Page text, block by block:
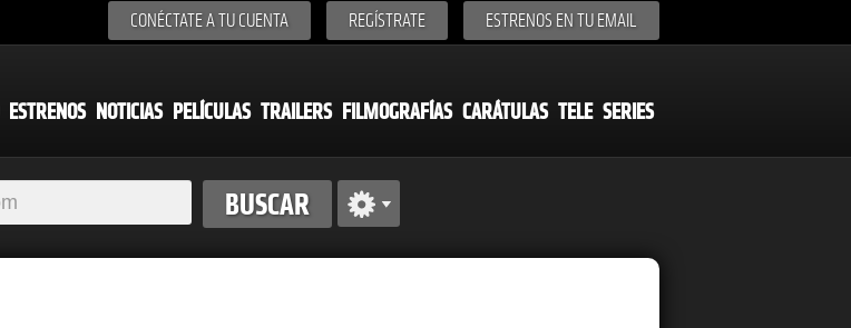
CONÉCTATE A TU CUENTA REGÍSTRATE ESTRENOS EN TU EMAIL
ESTRENOS NOTICIAS PELÍCULAS TRAILERS FILMOGRAFÍAS CARÁTULAS TELE SERIES